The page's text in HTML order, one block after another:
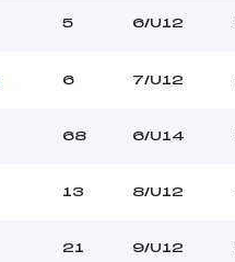
5 6/U12
6 7/U12
68 6/U14
13 8/U12
21 9/U12